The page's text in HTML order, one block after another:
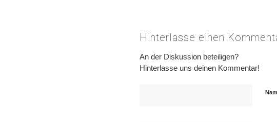
Hinterlasse einen
An der Diskussion beteiligen?
Hinterlasse uns deinen Kommentar!